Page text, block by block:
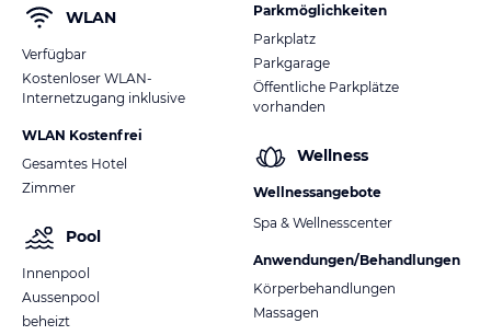
WLAN
Verfügbar
Kostenloser WLAN-
Internetzugang inklusive
WLAN Kostenfrei
Gesamtes Hotel
Zimmer
Pool
Innenpool
Aussenpool
beheizt
Parkmöglichkeiten
Parkplatz
Parkgarage
Öffentliche Parkplätze
vorhanden
Wellness
Wellnessangebote
Spa & Wellnesscenter
Anwendungen/Behandlungen
Körperbehandlungen
Massagen